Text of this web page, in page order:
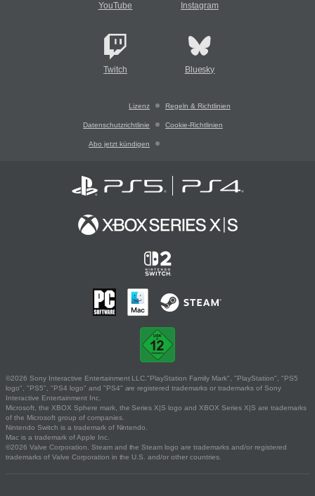
YouTube Instagram
Twitch Bluesky
Lizenz Regeln & Richtlinien
Datenschutzrichtlinie Cookie-Richtlinien
Abo jetzt kündigen
©2026 Sony Interactive Entertainment LLC."PlayStation Family Mark", "PlayStation", "PS5
logo", "PS5", "PS4 logo" and "PS4" are registered trademarks or trademarks of Sony
Interactive Entertainment Inc.
Microsoft, the XBOX Sphere mark, the Series X|S logo and XBOX Series X|S are trademarks
of the Microsoft group of companies.
Nintendo Switch is a trademark of Nintendo.
Mac is a trademark of Apple Inc.
©2026 Valve Corporation. Steam and the Steam logo are trademarks and/or registered
trademarks of Valve Corporation in the U.S. and/or other countries.